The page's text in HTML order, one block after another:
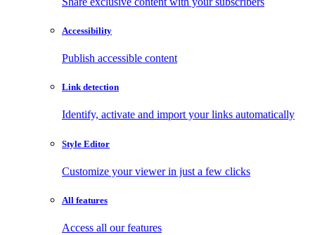
Accessibility
Publish accessible content
Link detection
Identify, activate and import your links automatically
Style Editor
Customize your viewer in just a few clicks
All features
Access all our features